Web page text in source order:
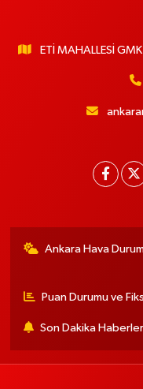
ETİ MAHALLESİ
Ankara Hava
Puan Durumu ve
Son Dakika